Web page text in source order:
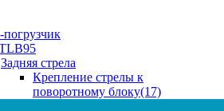
погрузчик
Задняя стрела
Крепление стрелы к
поворотному блоку(17)